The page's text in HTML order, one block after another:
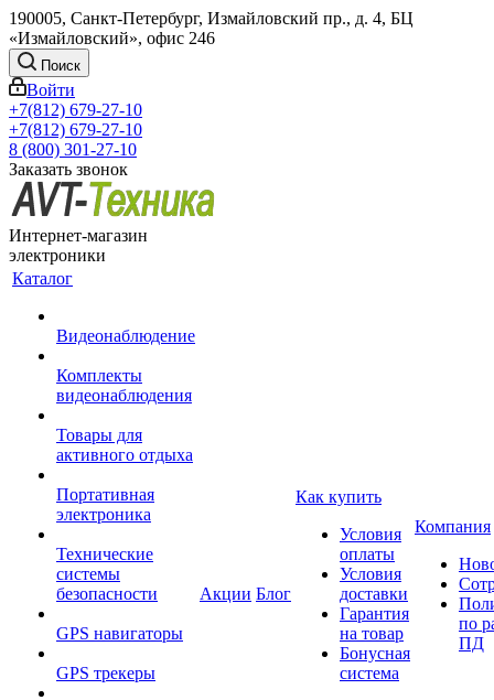
190005, Санкт-Петербург, Измайловский пр., д. 4, БЦ
«Измайловский», офис 246
Поиск
Войти
+7(812) 679-27-10
+7(812) 679-27-10
8 (800) 301-27-10
Заказать звонок
Интернет-магазин
электроники
Каталог
Видеонаблюдение
Комплекты
видеонаблюдения
Товары для
активного отдыха
Портативная
электроника
Технические
системы
безопасности
GPS навигаторы
GPS трекеры
Акции Блог
Как купить
Условия
оплаты
Условия
доставки
Гарантия
на товар
Бонусная
система
Компания
по
ПД